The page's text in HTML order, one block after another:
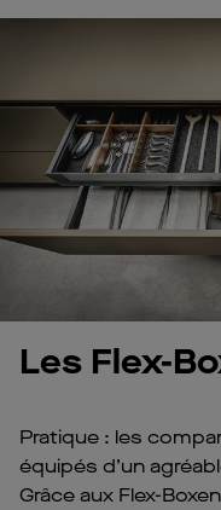
Les Flex-
Pratique : les
équipés d’un
Grâce aux Flex-